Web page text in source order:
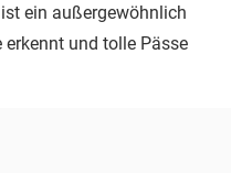
ein außergewöhnlich
erkennt und tolle Pässe